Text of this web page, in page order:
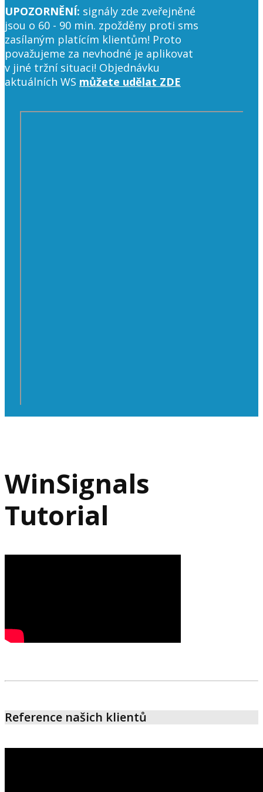
UPOZORNĚNÍ: signály zde zveřejněné
jsou o 60 - 90 min. zpožděny proti sms
zasílaným platícím klientům! Proto
považujeme za nevhodné je aplikovat
v jiné tržní situaci! Objednávku
aktuálních WS můžete udělat ZDE
WinSignals
Tutorial
Reference našich klientů